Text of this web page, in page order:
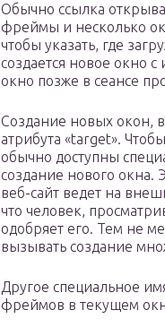
Обычно ссылка
фреймы и несколько
чтобы указать, где
создается новое окно
окно позже в сеансе
Создание новых окон,
атрибута «target».
обычно доступны
создание нового окна.
веб-сайт ведет на
что человек,
одобряет его. Тем не
вызывать создание
Другое специальное
фреймов в текущем